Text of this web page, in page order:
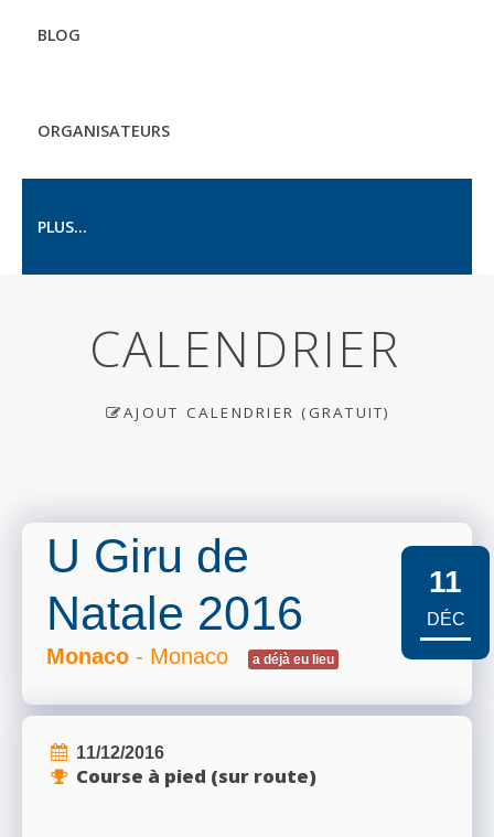
BLOG
ORGANISATEURS
PLUS...
CALENDRIER
AJOUT CALENDRIER (GRATUIT)
U Giru de
Natale 2016
Monaco - Monaco a déjà eu lieu
11
DÉC
11/12/2016
Course à pied (sur route)